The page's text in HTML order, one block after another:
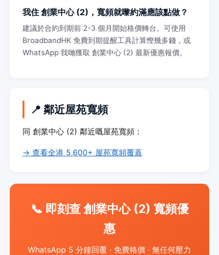
我住 創業中心 (2)，寬頻就嚟約滿應該點做？
建議於合約到期前 2-3 個月開始格價轉台。可使用
BroadbandHK 免費到期提醒工具計算慳幾多錢，或
WhatsApp 我哋獲取 創業中心 (2) 最新優惠報價。
📍 鄰近屋苑寬頻
同 創業中心 (2) 鄰近嘅屋苑寬頻：
→ 查看全港 5,600+ 屋苑寬頻覆蓋
📞 即刻查 創業中心 (2) 寬頻優
惠
WhatsApp 5 分鐘回覆 · 免費格價 · 無任何壓力